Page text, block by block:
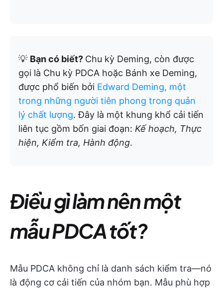
💡 Bạn có biết? Chu kỳ Deming, còn được
gọi là Chu kỳ PDCA hoặc Bánh xe Deming,
được phổ biến bởi Edward Deming, một
trong những người tiên phong trong quản
lý chất lượng. Đây là một khung khổ cải tiến
liên tục gồm bốn giai đoạn: Kế hoạch, Thực
hiện, Kiểm tra, Hành động.
Điều gì làm nên một
mẫu PDCA tốt?
Mẫu PDCA không chỉ là danh sách kiểm tra—nó
là động cơ cải tiến của nhóm bạn. Mẫu phù hợp